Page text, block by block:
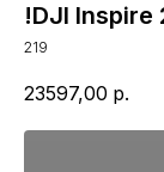
!DJI Inspire
219
23597,00 р.